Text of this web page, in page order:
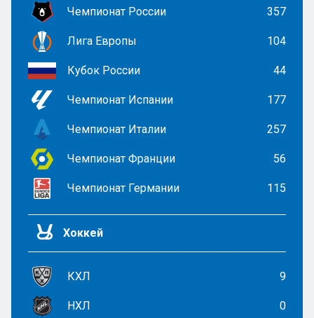
Чемпионат России 357
Лига Европы 104
Кубок России 44
Чемпионат Испании 177
Чемпионат Италии 257
Чемпионат Франции 56
Чемпионат Германии 115
Хоккей
КХЛ 9
НХЛ 0